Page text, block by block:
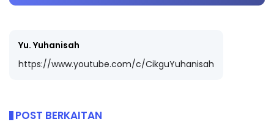
Yu. Yuhanisah
https://www.youtube.com/c/CikguYuhanisah
POST BERKAITAN